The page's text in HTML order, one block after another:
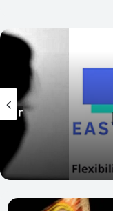
Monte